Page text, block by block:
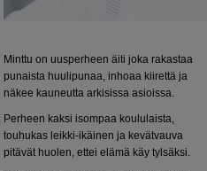
Minttu on uusperheen äiti joka rakastaa
punaista huulipunaa, inhoaa kiirettä ja
näkee kauneutta arkisissa asioissa.
Perheen kaksi isompaa koululaista,
touhukas leikki-ikäinen ja kevätvauva
pitävät huolen, ettei elämä käy tylsäksi.